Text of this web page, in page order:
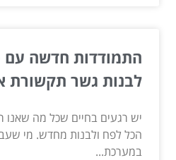
התמודדות חדשה עם
לבנות גשר תקשורת
יש רגעים בחיים שכל מה שאנו
הכל לפח ולבנות מחדש. מי
במערכת...